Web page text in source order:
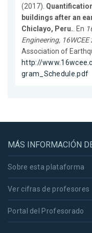
(2017).
buildings after an
Chiclayo, Peru.. En
Engineering, 16WCEE
Association of
http://
gram_Schedule.pdf
MÁS INFORMACIÓN
Sobre esta plataforma
Ver cifras de profesores
Portal del Profesorado